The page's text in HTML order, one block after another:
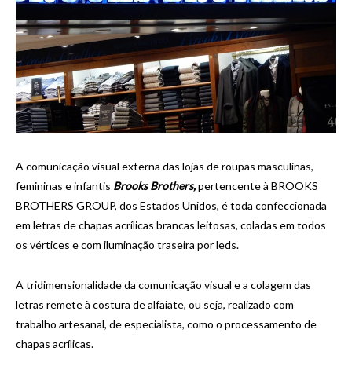
A comunicação visual externa das lojas de roupas masculinas,
femininas e infantis Brooks Brothers,pertencente à BROOKS
BROTHERS GROUP, dos Estados Unidos, é toda confeccionada
em letras de chapas acrílicas brancas leitosas, coladas em todos
os vértices e com iluminação traseira por leds.
A tridimensionalidade da comunicação visual e a colagem das
letras remete à costura de alfaiate, ou seja, realizado com
trabalho artesanal, de especialista, como o processamento de
chapas acrílicas.